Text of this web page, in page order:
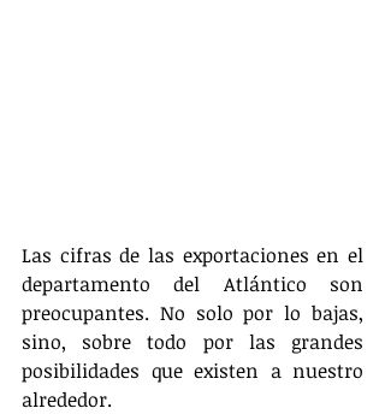
Las cifras de las exportaciones en el
departamento del Atlántico son
preocupantes. No solo por lo bajas,
sino, sobre todo por las grandes
posibilidades que existen a nuestro
alrededor.